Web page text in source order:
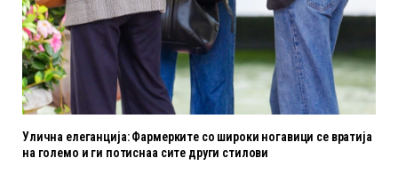
Улична елеганција: Фармерките со широки ногавици се вратија
на големо и ги потиснаа сите други стилови